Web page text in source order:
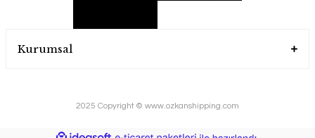
Kurumsal
2025 Copyright © www.ozkanshipping.com